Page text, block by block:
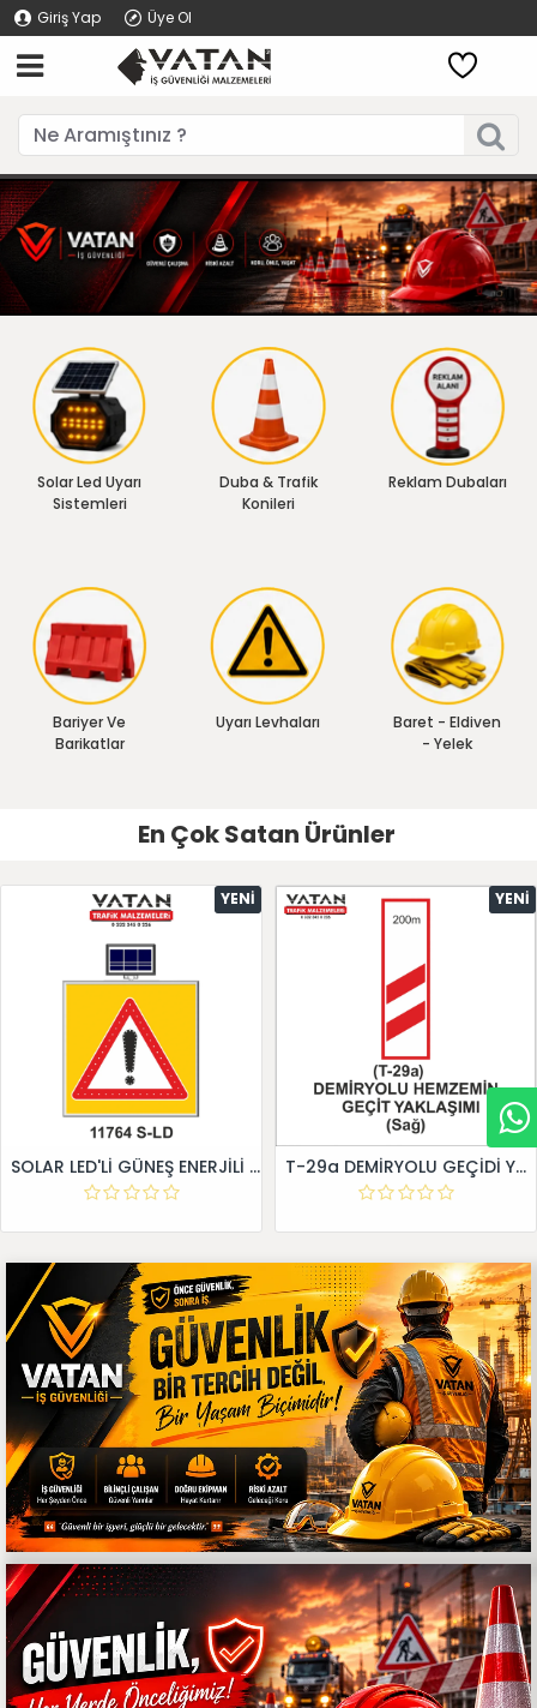
Giriş Yap Üye Ol
Solar Led Uyarı
Sistemleri
Duba & Trafik
Konileri
Reklam Dubaları
Bariyer Ve
Barikatlar
Uyarı Levhaları
Baret - Eldiven
- Yelek
En Çok Satan Ürünler
YENI
SOLAR LED'Lİ GÜNEŞ ENERJİLİ LEVHA
YENI
T-29a DEMİRYOLU GEÇİDİ YAKLAŞIM LEVHALARI (Sağ)